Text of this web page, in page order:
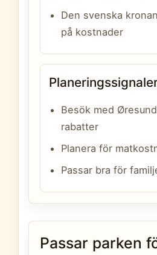
Den svenska
på kostnader
Besök med
rabatter
Planera för
Passar bra för
Passar parken